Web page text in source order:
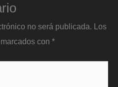
no será publicada. Los
con *